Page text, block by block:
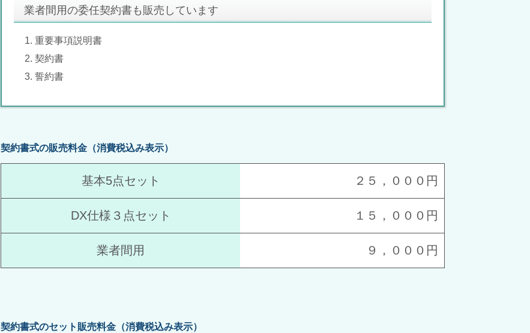
業者間用の委任契約書も販売しています
重要事項説明書
契約書
誓約書
契約書式の販売料金（消費税込み表示）
基本5点セット ２５，０００円
DX仕様３点セット １５，０００円
業者間用 ９，０００円
契約書式のセット販売料金（消費税込み表示）